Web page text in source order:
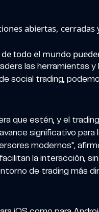
abiertas, cerradas
todo el mundo
las herramientas
social trading,
que estén, y el
significativo
modernos",
la interacción,
de trading más